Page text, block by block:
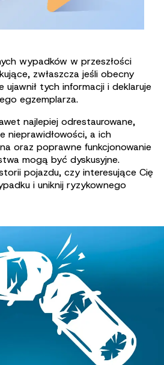
wypadków w przeszłości
zwłaszcza jeśli obecny
ujawnił tych informacji i deklaruje
egzemplarza.
najlepiej odrestaurowane,
nieprawidłowości, a ich
oraz poprawne funkcjonowanie
mogą być dyskusyjne.
pojazdu, czy interesujące Cię
i uniknij ryzykownego